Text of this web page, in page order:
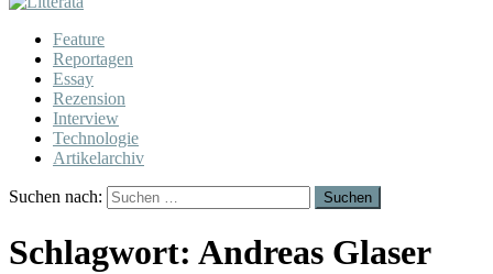
Feature
Reportagen
Essay
Rezension
Interview
Technologie
Artikelarchiv
Suchen nach:
Schlagwort: Andreas Glaser